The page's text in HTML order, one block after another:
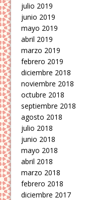
julio 2019
junio 2019
mayo 2019
abril 2019
marzo 2019
febrero 2019
diciembre 2018
noviembre 2018
octubre 2018
septiembre 2018
agosto 2018
julio 2018
junio 2018
mayo 2018
abril 2018
marzo 2018
febrero 2018
diciembre 2017